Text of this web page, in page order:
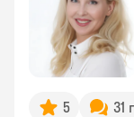
5 31